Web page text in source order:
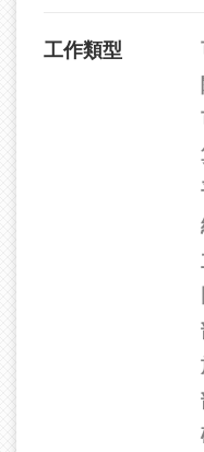
工作類型